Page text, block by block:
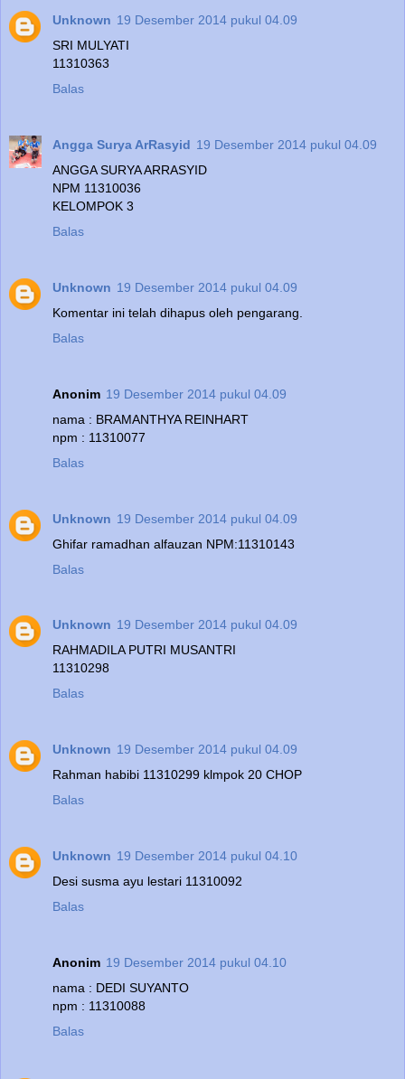
Unknown 19 Desember 2014 pukul 04.09
SRI MULYATI
11310363
Balas
Angga Surya ArRasyid 19 Desember 2014 pukul 04.09
ANGGA SURYA ARRASYID
NPM 11310036
KELOMPOK 3
Balas
Unknown 19 Desember 2014 pukul 04.09
Komentar ini telah dihapus oleh pengarang.
Balas
Anonim 19 Desember 2014 pukul 04.09
nama : BRAMANTHYA REINHART
npm : 11310077
Balas
Unknown 19 Desember 2014 pukul 04.09
Ghifar ramadhan alfauzan NPM:11310143
Balas
Unknown 19 Desember 2014 pukul 04.09
RAHMADILA PUTRI MUSANTRI
11310298
Balas
Unknown 19 Desember 2014 pukul 04.09
Rahman habibi 11310299 klmpok 20 CHOP
Balas
Unknown 19 Desember 2014 pukul 04.10
Desi susma ayu lestari 11310092
Balas
Anonim 19 Desember 2014 pukul 04.10
nama : DEDI SUYANTO
npm : 11310088
Balas